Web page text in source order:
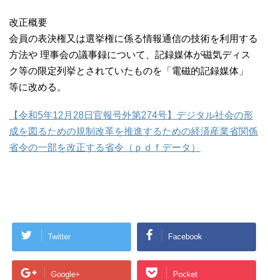
改正概要
会員の表決権又は選挙権に係る情報通信の技術を利用する
方法や 理事会の議事録について、記録媒体が磁気ディス
ク等の限定列挙とされていたものを「電磁的記録媒体」
等に改める。
【令和5年12月28日官報号外第274号】デジタル社会の形
成を図るための規制改革を推進するための経済産業省関係
省令の一部を改正する省令（ｐｄｆデータ）
Twitter Facebook
Google+ Pocket